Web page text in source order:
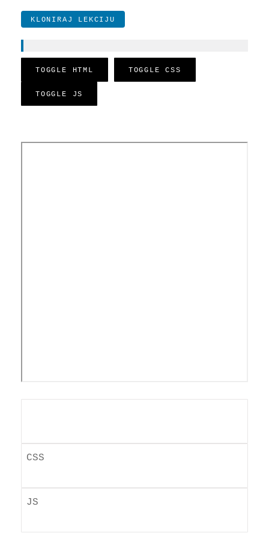
KLONIRAJ LEKCIJU
TOGGLE HTML TOGGLE CSS
TOGGLE JS